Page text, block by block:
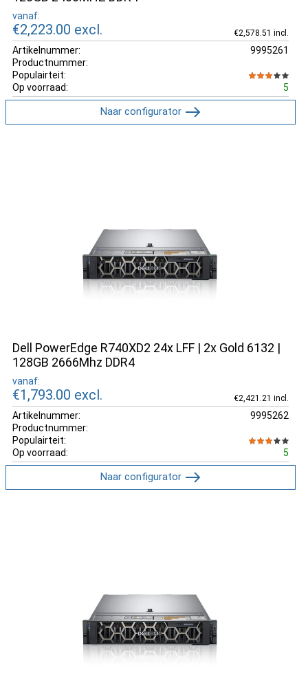
vanaf:
€2,223.00 excl. €2,578.51 incl.
Artikelnummer:
9995261
Productnummer:
Populairteit:
Op voorraad:
5
Naar configurator
Dell PowerEdge R740XD2 24x LFF | 2x Gold 6132 |
128GB 2666Mhz DDR4
vanaf:
€1,793.00 excl. €2,421.21 incl.
Artikelnummer:
9995262
Productnummer:
Populairteit:
Op voorraad:
5
Naar configurator